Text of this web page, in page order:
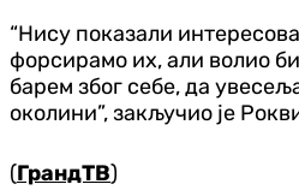
“Нису показали
форсирамо их, али волио
барем због себе, да
околини”, закључио је
(ГрандТВ)